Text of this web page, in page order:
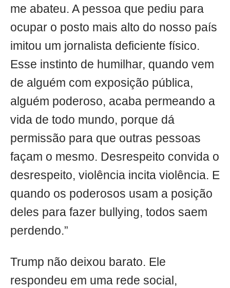
me abateu. A pessoa que pediu para
ocupar o posto mais alto do nosso país
imitou um jornalista deficiente físico.
Esse instinto de humilhar, quando vem
de alguém com exposição pública,
alguém poderoso, acaba permeando a
vida de todo mundo, porque dá
permissão para que outras pessoas
façam o mesmo. Desrespeito convida o
desrespeito, violência incita violência. E
quando os poderosos usam a posição
deles para fazer bullying, todos saem
perdendo.”
Trump não deixou barato. Ele
respondeu em uma rede social,